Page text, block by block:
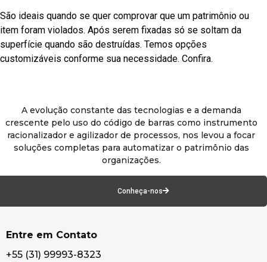
São ideais quando se quer comprovar que um patrimônio ou
item foram violados. Após serem fixadas só se soltam da
superfície quando são destruídas. Temos opções
customizáveis conforme sua necessidade. Confira.
A evolução constante das tecnologias e a demanda
crescente pelo uso do código de barras como instrumento
racionalizador e agilizador de processos, nos levou a focar
soluções completas para automatizar o patrimônio das
organizações.
Conheça-nos
Entre em Contato
+55 (31) 99993-8323